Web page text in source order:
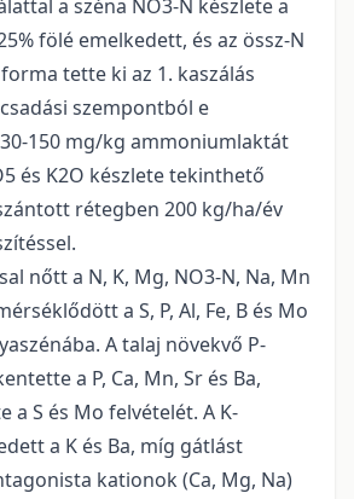
a széna NO3-N készlete a
fölé emelkedett, és az össz-N
tette ki az 1. kaszálás
szempontból e
150 mg/kg ammoniumlaktát
és K2O készlete tekinthető
rétegben 200 kg/ha/év
nőtt a N, K, Mg, NO3-N, Na, Mn
a S, P, Al, Fe, B és Mo
A talaj növekvő P-
a P, Ca, Mn, Sr és Ba,
a S és Mo felvételét. A K-
a K és Ba, míg gátlást
kationok (Ca, Mg, Na)